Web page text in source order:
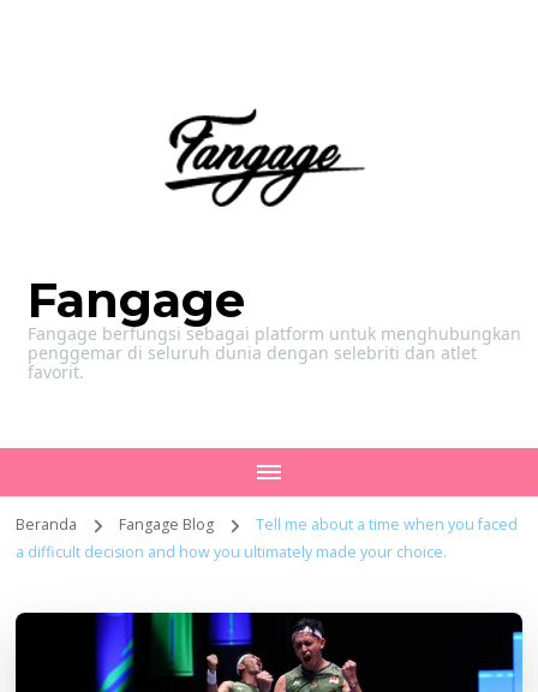
Fangage
Fangage berfungsi sebagai platform untuk menghubungkan
penggemar di seluruh dunia dengan selebriti dan atlet
favorit.
Beranda Fangage Blog
Tell me about a time when you faced
a difficult decision and how you ultimately made your choice.